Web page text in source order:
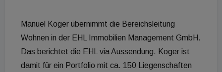
Manuel Koger übernimmt die Bereichsleitung
Wohnen in der EHL Immobilien Management GmbH.
Das berichtet die EHL via Aussendung. Koger ist
damit für ein Portfolio mit ca. 150 Liegenschaften